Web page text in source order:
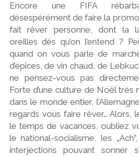
Encore une FIFA
désespérément de faire la
fait rêver personne, dont la
oreilles dès qu’on l’entend ?
quand on vous parle de
d’épices, de vin chaud, de
ne pensez-vous pas
Forte d’une culture de Noël très
dans le monde entier,
regards vous faire rêver… Alors,
le temps de vacances, oubliez
le national-socialisme, les
interjections pouvant sonner